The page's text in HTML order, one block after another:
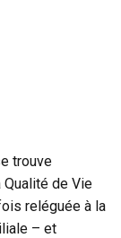
trouve
de Vie
reléguée à la
– et